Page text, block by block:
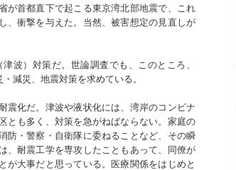
が首都直下で起こる東京湾北部地震で、これ
、衝撃を与えた。当然、被害想定の見直しが
波）対策だ。世論調査でも、このところ、
減災、地震対策を求めている。
震化だ。津波や液状化には、湾岸のコンビナ
とも多く、対策を急がねばならない。家庭の
防・警察・自衛隊に委ねることなど、その瞬
、耐震工学を専攻したこともあって、同僚が
が大事だと思っている。医療関係をはじめと